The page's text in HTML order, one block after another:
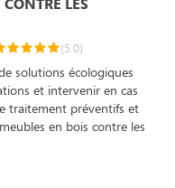
(5.0)
solutions écologiques
et intervenir en cas
traitement préventifs et
en bois contre les